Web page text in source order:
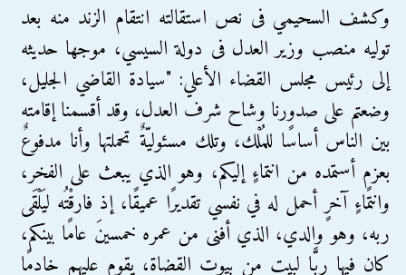
وكشف السحيمي فى نص استقالته انتقام الزند منه بعد
توليه منصب وزير العدل فى دولة السيسي، موجها حديثه
إلى رئيس مجلس القضاء الأعلي: "سيادة القاضي الجليل،
وضعتم على صدورنا وشاح شرف العدل، وقد أقسمنا إقامته
بين الناس أساسًا للمُلْك، وتلك مسئوليّةٌ تحملتها وأنا مدفوعٌ
بعزمٍ أستمده من انتماءٍ إليكم، وهو الذي يبعث على الفخر،
وانتماءٍ آخرٍ أحمل له في نفسي تقديرًا عميقًا، إذ فارقْتُه ليَلْقَى
ربه، وهو والدي، الذي أفنى من عمره خمسينَ عامًا بينكم،
كان فيها ربًّا لبيتٍ من بيوت القضاة، يقوم عليهم خادمًا